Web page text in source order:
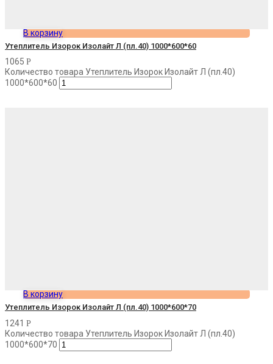
В корзину
Утеплитель Изорок Изолайт Л (пл.40) 1000*600*60
1065 Р
Количество товара Утеплитель Изорок Изолайт Л (пл.40)
1000*600*60
В корзину
Утеплитель Изорок Изолайт Л (пл.40) 1000*600*70
1241 Р
Количество товара Утеплитель Изорок Изолайт Л (пл.40)
1000*600*70